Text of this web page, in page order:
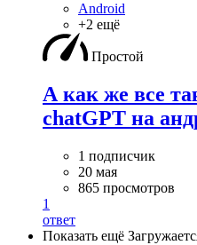
Android
+2 ещё
Простой
А как же все
chatGPT на
1 подписчик
20 мая
865 просмотров
1
ответ
Показать ещё